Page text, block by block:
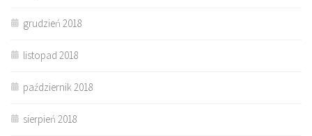
grudzień 2018
listopad 2018
październik 2018
sierpień 2018